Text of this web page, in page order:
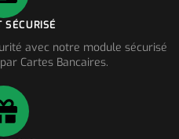
SÉCURISÉ
avec notre module sécurisé
Cartes Bancaires.